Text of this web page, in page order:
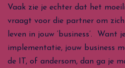
Vaak zie je echter dat het
vraagt voor die partner om
leven in jouw ‘business’. Want
implementatie, jouw business
de IT, of andersom, dan ga je